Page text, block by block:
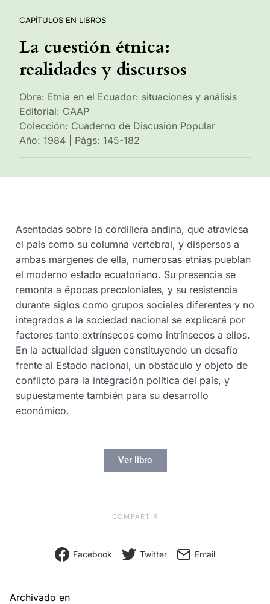
CAPÍTULOS EN LIBROS
La cuestión étnica:
realidades y discursos
Obra: Etnia en el Ecuador: situaciones y análisis
Editorial: CAAP
Colección: Cuaderno de Discusión Popular
Año: 1984 | Págs: 145-182
Asentadas sobre la cordillera andina, que atraviesa
el país como su columna vertebral, y dispersos a
ambas márgenes de ella, numerosas etnias pueblan
el moderno estado ecuatoriano. Su presencia se
remonta a épocas precoloniales, y su resistencia
durante siglos como grupos sociales diferentes y no
integrados a la sociedad nacional se explicará por
factores tanto extrínsecos como intrínsecos a ellos.
En la actualidad siguen constituyendo un desafío
frente al Estado nacional, un obstáculo y objeto de
conflicto para la integración política del país, y
supuestamente también para su desarrollo
económico.
Ver libro
COMPARTIR
Facebook Twitter Email
Archivado en